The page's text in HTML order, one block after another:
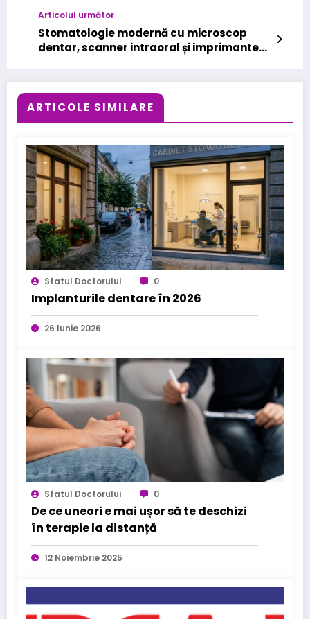
Articolul următor
Stomatologie modernă cu microscop
dentar, scanner intraoral și imprimante
ARTICOLE SIMILARE
Sfatul Doctorului 0
Implanturile dentare în 2026
26 Iunie 2026
Sfatul Doctorului 0
De ce uneori e mai ușor să te deschizi
în terapie la distanță
12 Noiembrie 2025